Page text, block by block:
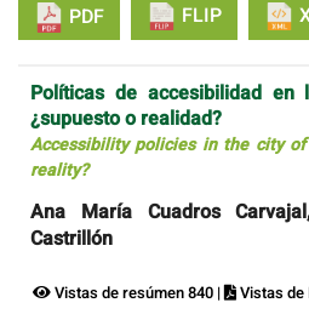
PDF FLIP
Políticas de accesibilidad
¿supuesto o realidad?
Accessibility policies in the city
reality?
Ana María Cuadros
Castrillón
Vistas de resúmen 840 | Vistas de